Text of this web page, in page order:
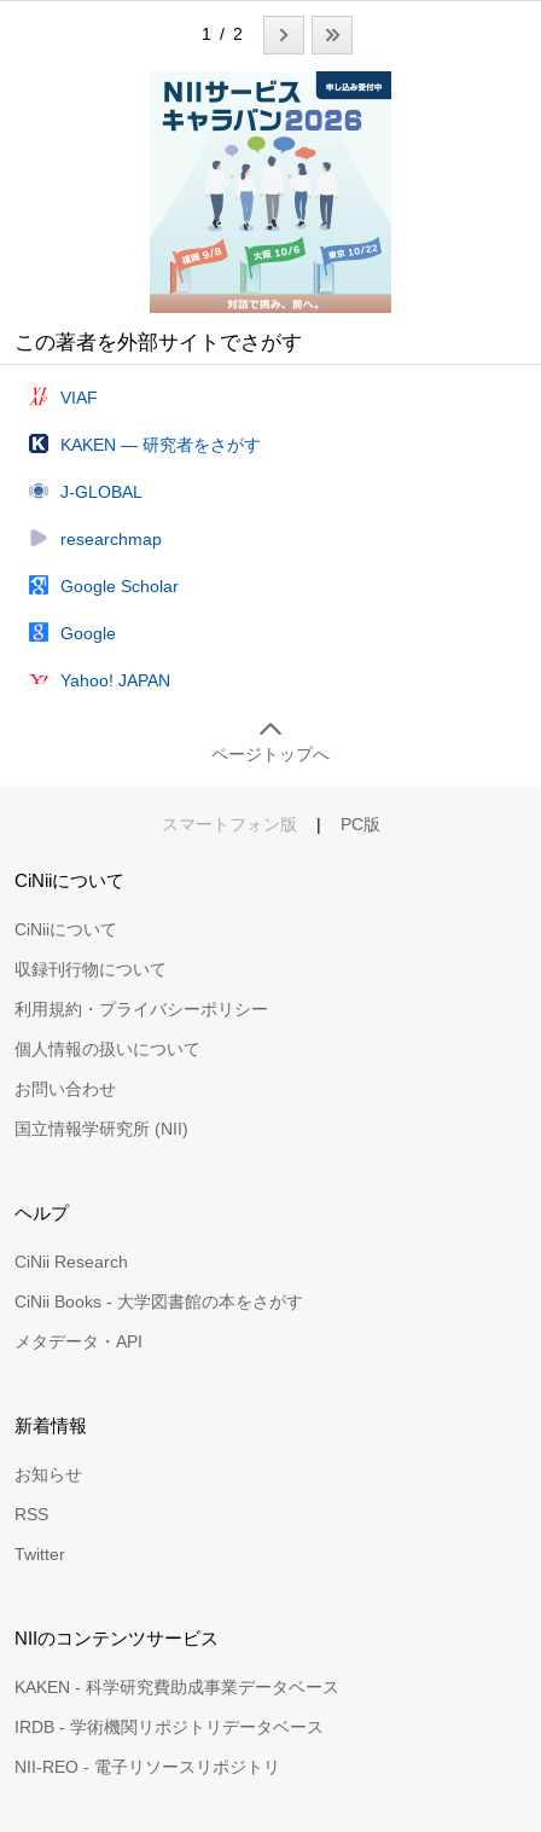
1 / 2
この著者を外部サイトでさがす
VIAF
KAKEN — 研究者をさがす
J-GLOBAL
researchmap
Google Scholar
Google
Yahoo! JAPAN
ページトップへ
スマートフォン版 | PC版
CiNiiについて
CiNiiについて
収録刊行物について
利用規約・プライバシーポリシー
個人情報の扱いについて
お問い合わせ
国立情報学研究所 (NII)
ヘルプ
CiNii Research
CiNii Books - 大学図書館の本をさがす
メタデータ・API
新着情報
お知らせ
RSS
Twitter
NIIのコンテンツサービス
KAKEN - 科学研究費助成事業データベース
IRDB - 学術機関リポジトリデータベース
NII-REO - 電子リソースリポジトリ